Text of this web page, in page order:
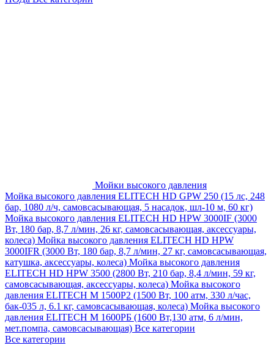
Мойки высокого давления
Мойка высокого давления ELITECH HD GPW 250 (15 лс, 248
бар, 1080 л/ч, самовсасывающая, 5 насадок, шл-10 м, 60 кг)
Мойка высокого давления ELITECH HD HPW 3000IF (3000
Вт, 180 бар, 8,7 л/мин, 26 кг, самовсасывающая, аксессуары,
колеса) Мойка высокого давления ELITECH HD HPW
3000IFR (3000 Вт, 180 бар, 8,7 л/мин, 27 кг, самовсасывающая,
катушка, аксессуары, колеса) Мойка высокого давления
ELITECH HD HPW 3500 (2800 Вт, 210 бар, 8,4 л/мин, 59 кг,
самовсасывающая, аксессуары, колеса) Мойка высокого
давления ELITECH M 1500P2 (1500 Вт, 100 атм, 330 л/час,
бак-035 л, 6.1 кг, самовсасывающая, колеса) Мойка высокого
давления ELITECH М 1600РБ (1600 Вт,130 атм, 6 л/мин,
мет.помпа, самовсасывающая) Все категории
Все категории